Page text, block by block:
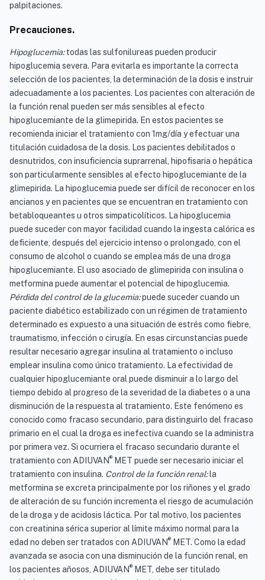
palpitaciones.
Precauciones.
Hipoglucemia:todas las sulfonilureas pueden producir
hipoglucemia severa. Para evitarla es importante la correcta
selección de los pacientes, la determinación de la dosis e instruir
adecuadamente a los pacientes. Los pacientes con alteración de
la función renal pueden ser más sensibles al efecto
hipoglucemiante de la glimepirida. En estos pacientes se
recomienda iniciar el tratamiento con 1mg/día y efectuar una
titulación cuidadosa de la dosis. Los pacientes debilitados o
desnutridos, con insuficiencia suprarrenal, hipofisaria o hepática
son particularmente sensibles al efecto hipoglucemiante de la
glimepirida. La hipoglucemia puede ser difícil de reconocer en los
ancianos y en pacientes que se encuentran en tratamiento con
betabloqueantes u otros simpaticolíticos. La hipoglucemia
puede suceder con mayor facilidad cuando la ingesta calórica es
deficiente, después del ejercicio intenso o prolongado, con el
consumo de alcohol o cuando se emplea más de una droga
hipoglucemiante. El uso asociado de glimepirida con insulina o
metformina puede aumentar el potencial de hipoglucemia.
Pérdida del control de la glucemia:puede suceder cuando un
paciente diabético estabilizado con un régimen de tratamiento
determinado es expuesto a una situación de estrés como fiebre,
traumatismo, infección o cirugía. En esas circunstancias puede
resultar necesario agregar insulina al tratamiento o incluso
emplear insulina como único tratamiento. La efectividad de
cualquier hipoglucemiante oral puede disminuir a lo largo del
tiempo debido al progreso de la severidad de la diabetes o a una
disminución de la respuesta al tratamiento. Este fenómeno es
conocido como fracaso secundario, para distinguirlo del fracaso
primario en el cual la droga es inefectiva cuando se la administra
por primera vez. Si ocurriera el fracaso secundario durante el
tratamiento con ADIUVAN® MET puede ser necesario iniciar el
tratamiento con insulina. Control de la función renal:la
metformina se excreta principalmente por los riñones y el grado
de alteración de su función incrementa el riesgo de acumulación
de la droga y de acidosis láctica. Por tal motivo, los pacientes
con creatinina sérica superior al límite máximo normal para la
edad no deben ser tratados con ADIUVAN® MET. Como la edad
avanzada se asocia con una disminución de la función renal, en
los pacientes añosos, ADIUVAN® MET, debe ser titulado